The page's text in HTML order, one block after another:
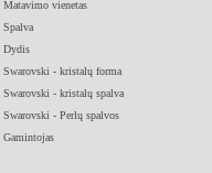
Matavimo vienetas
Spalva
Dydis
Swarovski - kristalų forma
Swarovski - kristalų spalva
Swarovski - Perlų spalvos
Gamintojas